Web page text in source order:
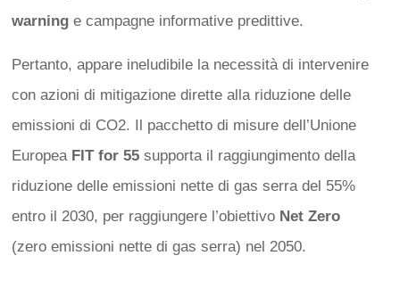
warninge campagne informative predittive.
Pertanto, appare ineludibile la necessità di intervenire
con azioni di mitigazione dirette alla riduzione delle
emissioni di CO2. Il pacchetto di misure dell’Unione
Europea FIT for 55supporta il raggiungimento della
riduzione delle emissioni nette di gas serra del 55%
entro il 2030, per raggiungere l’obiettivo Net Zero
(zero emissioni nette di gas serra) nel 2050.